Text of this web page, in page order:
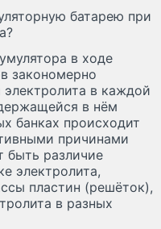
батарею при
в ходе
закономерно
в каждой
в нём
банках происходит
причинами
быть различие
электролита,
пластин (решёток),
в разных